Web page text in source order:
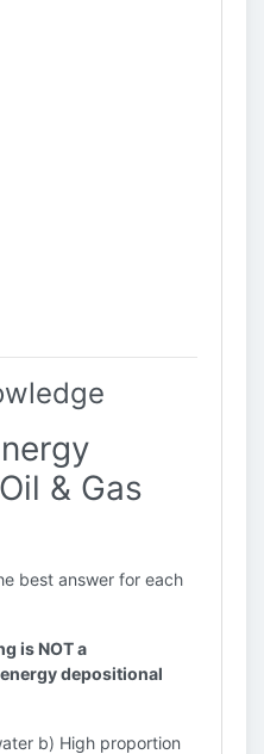
& Gas
best answer for each
is NOT a
depositional
b) High proportion